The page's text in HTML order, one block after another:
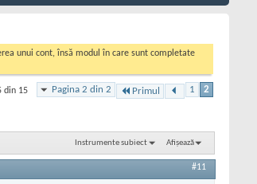
unui cont, însă modul în care sunt completate
Pagina 2 din 2 Primul 1 2
din 15
Instrumente subiect Afișează
#11